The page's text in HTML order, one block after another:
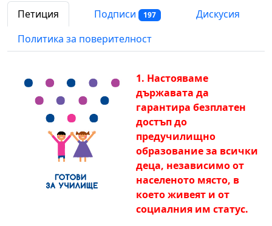
Петиция Подписи 197
Дискусия
Политика за поверителност
1. Настояваме
държавата да
гарантира безплатен
достъп до
предучилищно
образование за всички
деца, независимо от
населеното място, в
което живеят и от
социалния им статус.